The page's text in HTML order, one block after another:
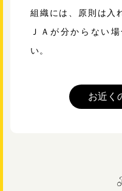
組織には、原則は入
ＪＡが分からない
い。
お近く